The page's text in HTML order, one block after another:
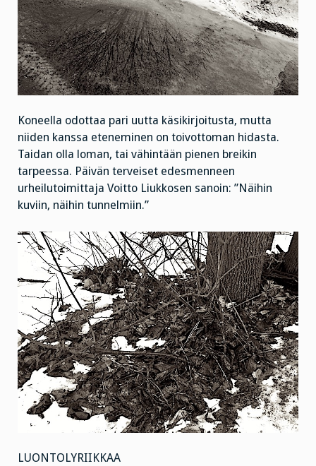
Koneella odottaa pari uutta käsikirjoitusta, mutta
niiden kanssa eteneminen on toivottoman hidasta.
Taidan olla loman, tai vähintään pienen breikin
tarpeessa. Päivän terveiset edesmenneen
urheilutoimittaja Voitto Liukkosen sanoin: ”Näihin
kuviin, näihin tunnelmiin.”
LUONTOLYRIIKKAA